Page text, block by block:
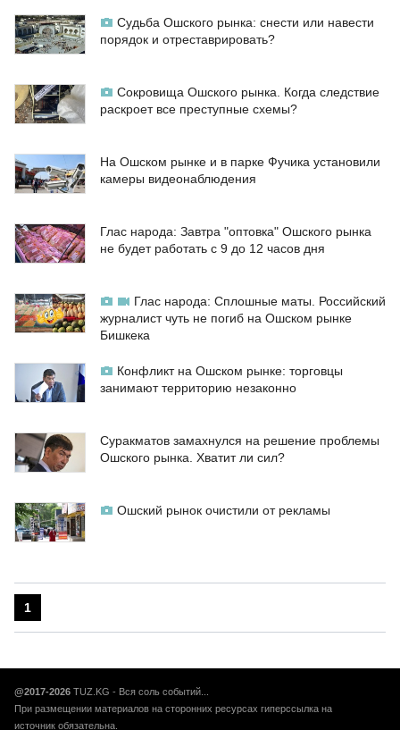
Судьба Ошского рынка: снести или навести
порядок и отреставрировать?
Сокровища Ошского рынка. Когда следствие
раскроет все преступные схемы?
На Ошском рынке и в парке Фучика установили
камеры видеонаблюдения
Глас народа: Завтра "оптовка" Ошского рынка
не будет работать с 9 до 12 часов дня
Глас народа: Сплошные маты. Российский
журналист чуть не погиб на Ошском рынке
Бишкека
Конфликт на Ошском рынке: торговцы
занимают территорию незаконно
Суракматов замахнулся на решение проблемы
Ошского рынка. Хватит ли сил?
Ошский рынок очистили от рекламы
1
@2017-2026 TUZ.KG - Вся соль событий...
При размещении материалов на сторонних ресурсах гиперссылка на
источник обязательна.